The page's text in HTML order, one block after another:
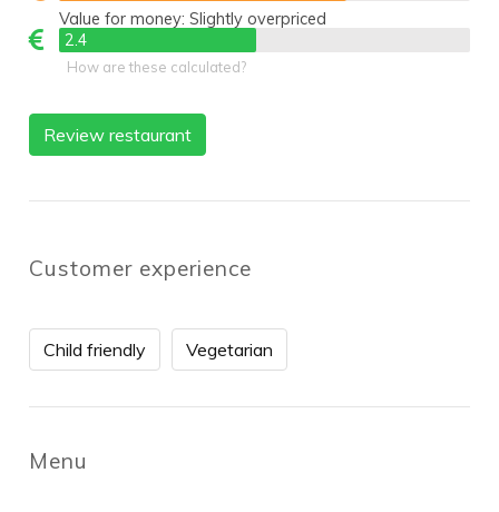
Value for money:Slightly overpriced
2.4
2.4
How are these calculated?
Review restaurant
Customer experience
Child friendly Vegetarian
Menu